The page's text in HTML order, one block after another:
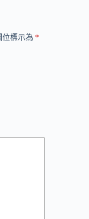
位標示為 *